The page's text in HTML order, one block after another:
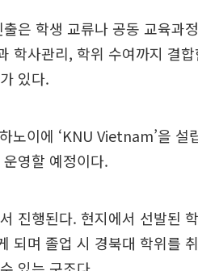
은 학생 교류나 공동 교육과
학사관리, 학위 수여까지 결합
있다.
노이에 ‘KNU Vietnam’을 설
영할 예정이다.
진행된다. 현지에서 선발된
되며 졸업 시 경북대 학위를